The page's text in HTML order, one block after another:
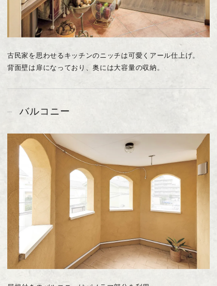
古民家を思わせるキッチンのニッチは可愛くアール仕上げ。
背面壁は扉になっており、奥には大容量の収納。
バルコニー